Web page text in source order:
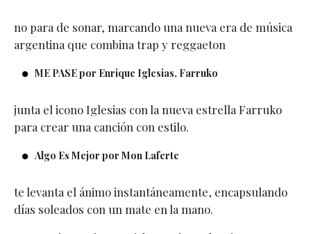
no para de sonar, marcando una nueva era de música
argentina que combina trap y reggaeton
ME PASE por Enrique Iglesias, Farruko
junta el icono Iglesias con la nueva estrella Farruko
para crear una canción con estilo.
Algo Es Mejor por Mon Laferte
te levanta el ánimo instantáneamente, encapsulando
días soleados con un mate en la mano.